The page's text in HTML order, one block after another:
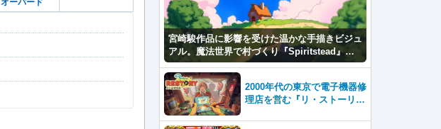
オーバード
宮崎駿作品に影響を受けた温かな手描きビジュ
アル。魔法世界で村づくり『Spiritstead』本
日発売
2000年代の東京で電子機器修
理店を営む『リ・ストーリ